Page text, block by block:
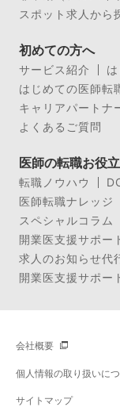
スポット求人から
初めての方へ
サービス紹介
はじめての医師転
キャリアパートナ
よくあるご質問
医師の転職お役
転職ノウハウ
医師転職ナレッジ
スペシャルコラム
開業医支援サポー
求人のお知らせ代
開業医支援サポー
会社概要
個人情報の取り扱いに
サイトマップ